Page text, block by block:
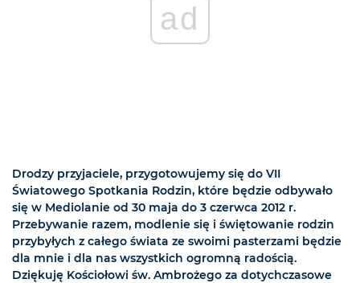
ad
Drodzy przyjaciele, przygotowujemy się do VII
Światowego Spotkania Rodzin, które będzie odbywało
się w Mediolanie od 30 maja do 3 czerwca 2012 r.
Przebywanie razem, modlenie się i świętowanie rodzin
przybyłych z całego świata ze swoimi pasterzami będzie
dla mnie i dla nas wszystkich ogromną radością.
Dziękuję Kościołowi św. Ambrożego za dotychczasowe